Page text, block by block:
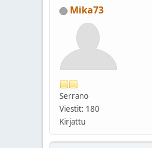
Mika73
Serrano
Viestit: 180
Kirjattu